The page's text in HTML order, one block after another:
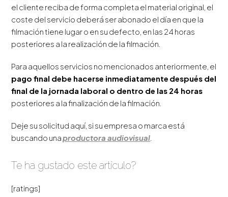
el cliente reciba de forma completa el material original, el
coste del servicio deberá ser abonado el día en que la
filmación tiene lugar o en su defecto, en las 24 horas
posteriores a la realización de la filmación.
Para aquellos servicios no mencionados anteriormente, el
pago final debe hacerse inmediatamente después del
final de la jornada laboral o dentro de las 24 horas
posteriores a la finalización de la filmación.
Deje su solicitud aquí, si su empresa o marca está
buscando unaproductora audiovisual.
Te ha gustado este artículo?
[ratings]